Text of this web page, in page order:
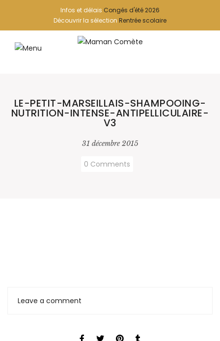
Infos et délais Congés d'été 2026
Découvrir la sélection Rentrée scolaire
LE-PETIT-MARSEILLAIS-SHAMPOOING-
NUTRITION-INTENSE-ANTIPELLICULAIRE-
V3
31 décembre 2015
0 Comments
Leave a comment